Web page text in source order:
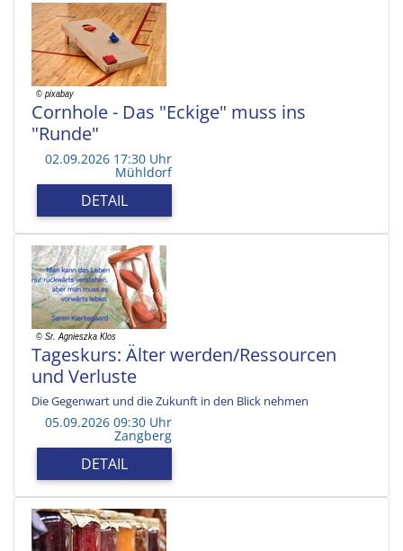
Cornhole - Das "Eckige" muss ins
"Runde"
02.09.2026 17:30 Uhr
Mühldorf
DETAIL
Tageskurs: Älter werden/Ressourcen
und Verluste
Die Gegenwart und die Zukunft in den Blick nehmen
05.09.2026 09:30 Uhr
Zangberg
DETAIL